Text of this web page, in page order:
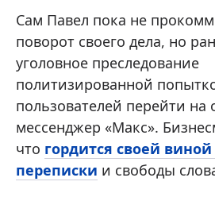
Сам Павел пока не
поворот своего дела, но
уголовное преследование
политизированной
пользователей перейти на
мессенджер «Макс».
что гордится своей
переписки и свободы